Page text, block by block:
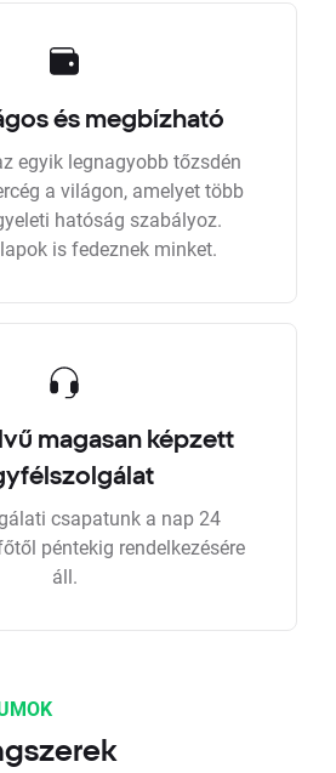
és megbízható
egyik legnagyobb tőzsdén
a világon, amelyet több
hatóság szabályoz.
is fedeznek minket.
magasan képzett
csapatunk a nap 24
péntekig rendelkezésére
áll.